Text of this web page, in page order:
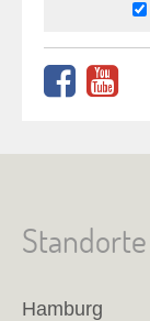
Standorte
Hamburg